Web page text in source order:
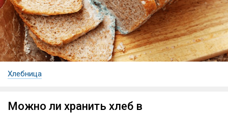
Хлебница
Можно ли хранить хлеб в